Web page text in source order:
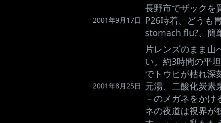
2001年9月17日
長野市でザックを
P26時着、どうも
stomach flu?、簡
2001年8月25日
片レンズのまま山
い。約3時間の平
でトウヒが枯れ深
元湯、二酸化炭素
－のメガネをか
ネの夜道は視界が